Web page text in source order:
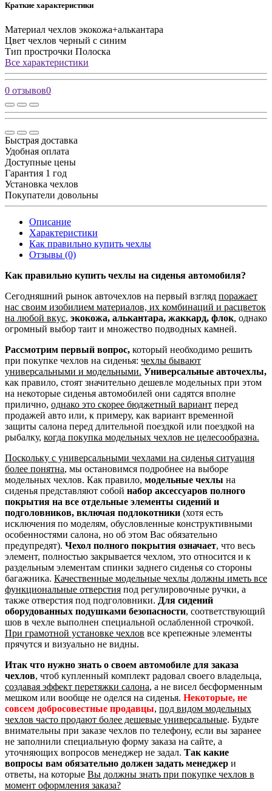
Краткие характеристики
Материал чехлов экокожа+алькантара
Цвет чехлов черный с синим
Тип прострочки Полоска
Все характеристики
0 отзывов0
Быстрая доставка
Удобная оплата
Доступные цены
Гарантия 1 год
Установка чехлов
Покупатели довольны
Описание
Характеристики
Как правильно купить чехлы
Отзывы (0)
Как правильно купить чехлы на сиденья автомобиля?
Сегодняшний рынок авточехлов на первый взгляд поражает
нас своим изобилием материалов, их комбинаций и расцветок
на любой вкус, экокожа, алькантара, жаккард, флок, однако
огромный выбор таит и множество подводных камней.
Рассмотрим первый вопрос, который необходимо решить
при покупке чехлов на сиденья: чехлы бывают
универсальными и модельными. Универсальные авточехлы,
как правило, стоят значительно дешевле модельных при этом
на некоторые сиденья автомобилей они садятся вполне
прилично, однако это скорее бюджетный вариант перед
продажей авто или, к примеру, как вариант временной
защиты салона перед длительной поездкой или поездкой на
рыбалку, когда покупка модельных чехлов не целесообразна.
Поскольку с универсальными чехлами на сиденья ситуация
более понятна, мы остановимся подробнее на выборе
модельных чехлов. Как правило, модельные чехлы на
сиденья представляют собой набор аксессуаров полного
покрытия на все отдельные элементы сидений и
подголовников, включая подлокотники (хотя есть
исключения по моделям, обусловленные конструктивными
особенностями салона, но об этом Вас обязательно
предупредят). Чехол полного покрытия означает, что весь
элемент, полностью закрывается чехлом, это относится и к
раздельным элементам спинки заднего сиденья со стороны
багажника. Качественные модельные чехлы должны иметь все
функциональные отверстия под регулировочные ручки, а
также отверстия под подголовники. Для сидений
оборудованных подушками безопасности, соответствующий
шов в чехле выполнен специальной ослабленной строчкой.
При грамотной установке чехлов все крепежные элементы
прячутся и визуально не видны.
Итак что нужно знать о своем автомобиле для заказа
чехлов, чтоб купленный комплект радовал своего владельца,
создавая эффект перетяжки салона, а не висел бесформенным
мешком или вообще не оделся на сиденья. Некоторые, не
совсем добросовестные продавцы, под видом модельных
чехлов часто продают более дешевые универсальные. Будьте
внимательны при заказе чехлов по телефону, если вы заранее
не заполнили специальную форму заказа на сайте, а
уточняющих вопросов менеджер не задал. Так какие
вопросы вам обязательно должен задать менеджер и
ответы, на которые Вы должны знать при покупке чехлов в
момент оформления заказа?